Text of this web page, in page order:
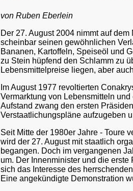
von Ruben Eberlein
Der 27. August 2004 nimmt auf
scheinbar seinen gewöhnlichen
Bananen, Kartoffeln, Speiseöl und
zu Stein hüpfend den Schlamm zu
Lebensmittelpreise liegen, aber
Im August 1977 revoltierten
Vermarktung von Lebensmitteln
Aufstand zwang den ersten
Verstaatlichungspläne aufzugeben
Seit Mitte der 1980er Jahre - Toure
wird der 27. August mit staatlich
begangen. Doch im vergangenen
um. Der Innenminister und die
sich das Interesse des
Eine angekündigte Demonstration